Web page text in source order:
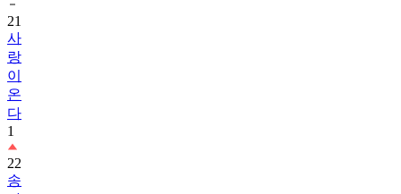
21
사
랑
이
온
다
1
22
송